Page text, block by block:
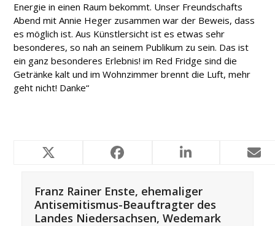
Energie in einen Raum bekommt. Unser Freundschafts
Abend mit Annie Heger zusammen war der Beweis, dass
es möglich ist. Aus Künstlersicht ist es etwas sehr
besonderes, so nah an seinem Publikum zu sein. Das ist
ein ganz besonderes Erlebnis! im Red Fridge sind die
Getränke kalt und im Wohnzimmer brennt die Luft, mehr
geht nicht! Danke“
Ähnliche Projekte
Franz Rainer Enste, ehemaliger
Antisemitismus-Beauftragter des
Landes Niedersachsen, Wedemark